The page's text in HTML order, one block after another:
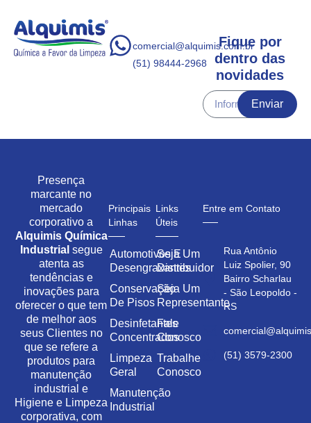
comercial@alquimis.com.br
(51) 98444-2968
Fique por
dentro das
novidades
Enviar
Presença
marcante no
mercado
corporativo a
Alquimis Química
Industrial segue
atenta as
tendências e
inovações para
oferecer o que tem
de melhor aos
seus Clientes no
que se refere a
produtos para
manutenção
industrial e
Higiene e Limpeza
corporativa, com
Principais
Linhas
Automotivos E
Desengraxantes
Conservação
De Pisos
Desinfetantes
Concentrados
Limpeza
Geral
Manutenção
Industrial
Links
Úteis
Seja Um
Distribuidor
Seja Um
Representante
Fale
Conosco
Trabalhe
Conosco
Entre em Contato
Rua Antônio
Luiz Spolier, 90
Bairro Scharlau
- São Leopoldo -
RS
(51) 3579-2300